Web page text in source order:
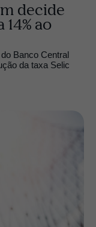
decide
ao
Banco Central
da taxa Selic